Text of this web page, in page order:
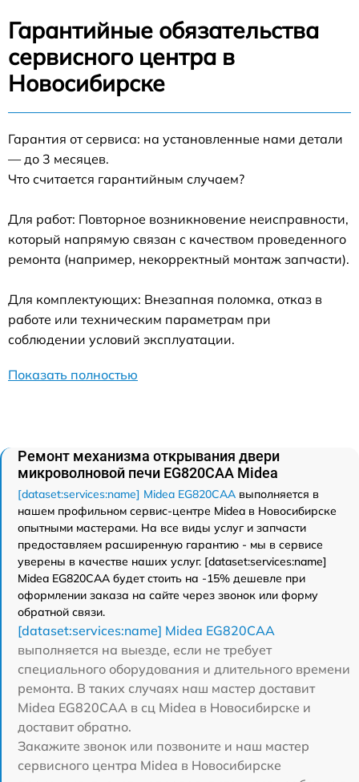
Гарантийные обязательства
сервисного центра в
Новосибирске
Гарантия от сервиса: на установленные нами детали
— до 3 месяцев.
Что считается гарантийным случаем?
Для работ: Повторное возникновение неисправности,
который напрямую связан с качеством проведенного
ремонта (например, некорректный монтаж запчасти).
Для комплектующих: Внезапная поломка, отказ в
работе или техническим параметрам при
соблюдении условий эксплуатации.
Показать полностью
Ремонт механизма открывания двери
микроволновой печи EG820CAA Midea
[dataset:services:name] Midea EG820CAA выполняется в
нашем профильном сервис-центре Midea в Новосибирске
опытными мастерами. На все виды услуг и запчасти
предоставляем расширенную гарантию - мы в сервисе
уверены в качестве наших услуг. [dataset:services:name]
Midea EG820CAA будет стоить на -15% дешевле при
оформлении заказа на сайте через звонок или форму
обратной связи.
[dataset:services:name] Midea EG820CAA
выполняется на выезде, если не требует
специального оборудования и длительного времени
ремонта. В таких случаях наш мастер доставит
Midea EG820CAA в сц Midea в Новосибирске и
доставит обратно.
Закажите звонок или позвоните и наш мастер
сервисного центра Midea в Новосибирске